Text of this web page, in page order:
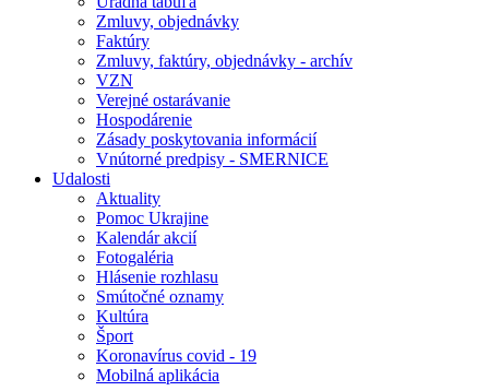
Zmluvy, objednávky
Faktúry
Zmluvy, faktúry, objednávky - archív
VZN
Verejné ostarávanie
Hospodárenie
Zásady poskytovania informácií
Vnútorné predpisy - SMERNICE
Udalosti
Aktuality
Pomoc Ukrajine
Kalendár akcií
Fotogaléria
Hlásenie rozhlasu
Smútočné oznamy
Kultúra
Šport
Koronavírus covid - 19
Mobilná aplikácia